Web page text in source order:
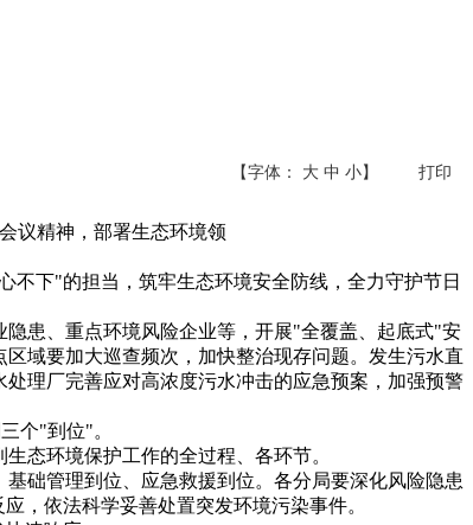
【字体： 大 中 小】 打印
议精神，部署生态环境领
下"的担当，筑牢生态环境安全防线，全力守护节日
患、重点环境风险企业等，开展"全覆盖、起底式"安
域要加大巡查频次，加快整治现存问题。发生污水直
理厂完善应对高浓度污水冲击的应急预案，加强预警
个"到位"。
态环境保护工作的全过程、各环节。
础管理到位、应急救援到位。各分局要深化风险隐患
，依法科学妥善处置突发环境污染事件。